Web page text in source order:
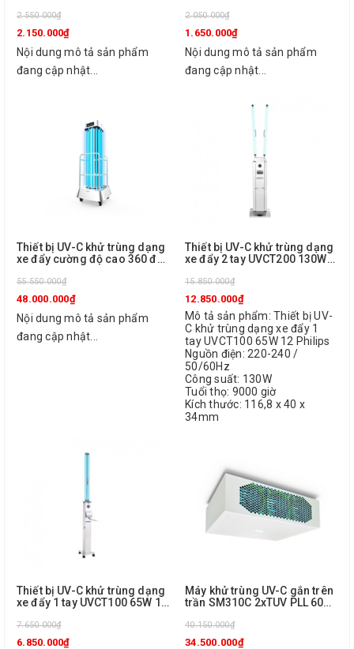
2.550.000₫
2.150.000₫
Nội dung mô tả sản phẩm
đang cập nhật...
2.050.000₫
1.650.000₫
Nội dung mô tả sản phẩm
đang cập nhật...
Thiết bị UV-C khử trùng dạng
xe đẩy cường độ cao 360 độ
55.550.000₫
48.000.000₫
Nội dung mô tả sản phẩm
đang cập nhật...
Thiết bị UV-C khử trùng dạng
xe đẩy 2 tay UVCT200 130W
15.850.000₫
12.850.000₫
Mô tả sản phẩm: Thiết bị UV-
C khử trùng dạng xe đẩy 1
tay UVCT100 65W 12 Philips
Nguồn điện: 220-240 /
50/60Hz
Công suất: 130W
Tuổi thọ: 9000 giờ
Kích thước: 116,8 x 40 x
34mm
Thiết bị UV-C khử trùng dạng
xe đẩy 1 tay UVCT100 65W 12
7.650.000₫
6.850.000₫
Máy khử trùng UV-C gắn trên
trần SM310C 2xTUV PLL 60W
40.150.000₫
34.500.000₫